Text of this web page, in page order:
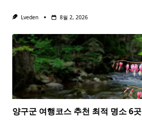
Lveden 8월 2, 2026
양구군 여행코스 추천 최적 명소 6